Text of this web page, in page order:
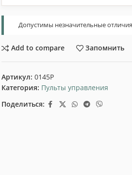
Допустимы незначительные
Add to compare Запомнить
Артикул: 0145P
Категория: Пульты управления
Поделиться: